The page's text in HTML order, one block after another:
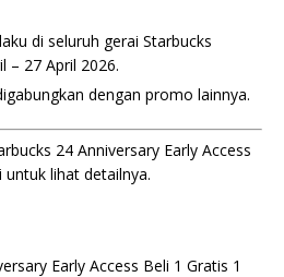
di seluruh gerai Starbucks
– 27 April 2026.
dengan promo lainnya.
24 Anniversary Early Access
untuk lihat detailnya.
Early Access Beli 1 Gratis 1